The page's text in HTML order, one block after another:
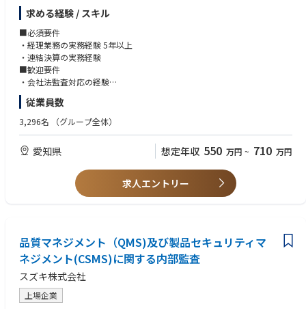
求める経験 / スキル
■必須要件
・経理業務の実務経験 5年以上
・連結決算の実務経験
■歓迎要件
・会社法監査対応の経験
※中堅幹部候補として経理部門の強化に意欲的に取り組むことができる方
※社内外と円滑に連携できるコミュニケーション力をお持ちの方
日商簿記2級以上または同等の会計知識（必須）
従業員数
3,296名 （グループ全体）
愛知県 想定年収 550 万円 ~ 710 万円
求人エントリー
品質マネジメント（QMS)及び製品セキュリティマ
ネジメント(CSMS)に関する内部監査
スズキ株式会社
上場企業